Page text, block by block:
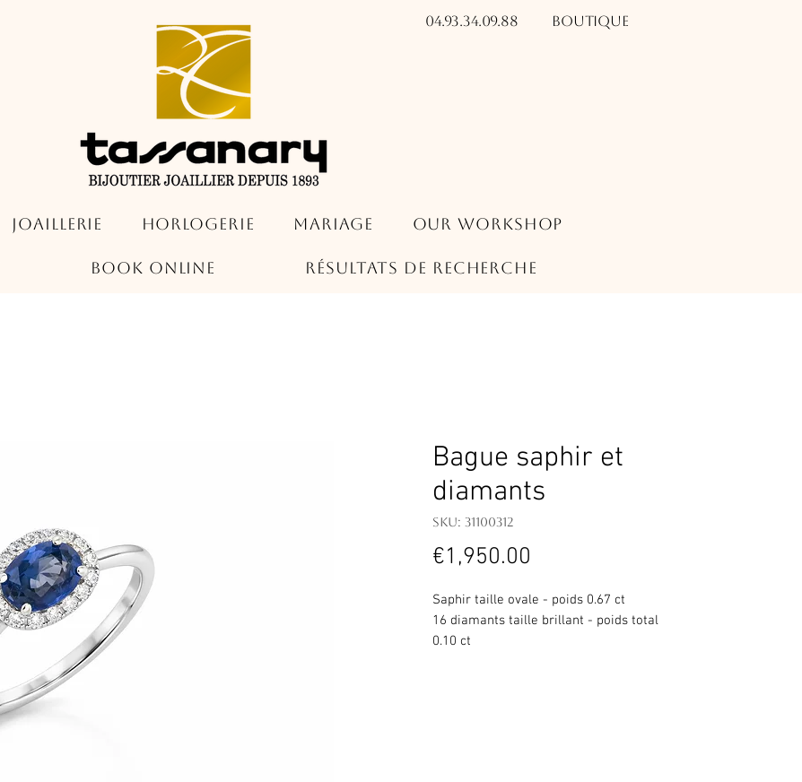
04.93.34.09.88​​ Boutique
Joaillerie Horlogerie Mariage Our Workshop
Book Online Résultats de recherche
Bague saphir et
diamants
SKU: 31100312
€1,950.00
Saphir taille ovale - poids 0.67 ct
16 diamants taille brillant - poids total
0.10 ct